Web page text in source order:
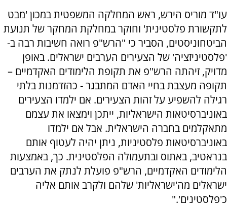
עו"ד מוריס הירש, ראש המחלקה המשפטית במכון 'מבט
לתקשורת פלסטינית' וחוקר במחלקת המחקר של תנועת
הביטחוניסטים, הסביר כי "הרש"פ רואה חשיבות רבה ב-
'פלסטיניזציה' של הצעירים הערבים ישראלים. באופן
מדויק, זיהתה הרש"פ את תקופת הלימודים האקדמיים –
תקופה מעצבת בחיי האדם המתבגר - כהזדמנות בלתי
רגילה להשפיע על זהות הצעירים. אם ילמדו הצעירים
באוניברסיטאות הישראליות, ייתכן וימצאו את עצמם
מתאקלמים בחברה הישראלית. אבל אם ילמדו
באוניברסיטאות פלסטיניות, ניתן יהיה לעטוף אותם
בנראטיב, באתוס ובתעמולה הפלסטינית. כך, באמצעות
הלימודים האקדמיים, הרש"פ פועלת לנתק את הערבים
ישראלים מה'ישראליות' שלהם ולקרב אותם אליה
כ'פלסטינים'."